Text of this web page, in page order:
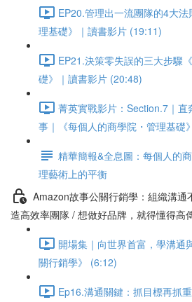
EP20.管理出一流團隊的4大
理基礎》｜讀書影片 (19:11)
EP21.決策零失誤的三大步驟
礎》｜讀書影片 (20:48)
菁英實戰影片：Section.7｜
事｜《每個人的商學院・管理基礎
精華簡報&全息圖：每個人的
理藝術上的平衡
Amazon故事公關行銷學：組織溝通
造高效率團隊 / 想做好品牌，就得懂得高
開場集｜向世界首富，學溝通
關行銷學》 (6:12)
Ep16.溝通關鍵：抓目標再抓